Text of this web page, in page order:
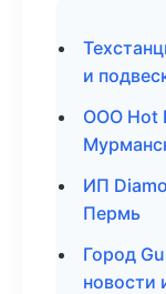
и
ООО Hot
ИП
Пермь
Город
новости